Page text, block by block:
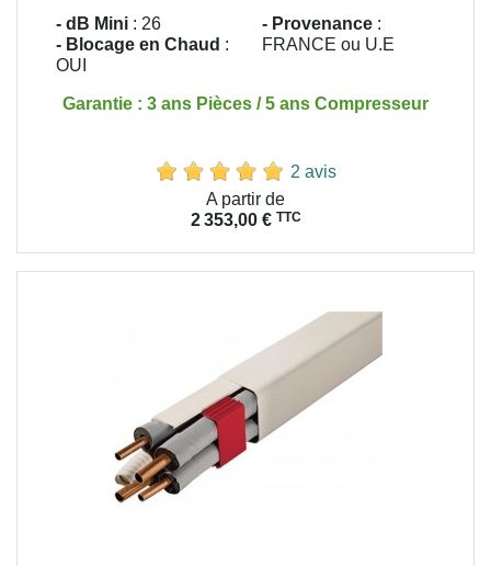
- dB Mini : 26
- Blocage en Chaud :
OUI
- Provenance :
FRANCE ou U.E
Garantie : 3 ans Pièces / 5 ans Compresseur
2 avis
A partir de
2 353,00 € TTC